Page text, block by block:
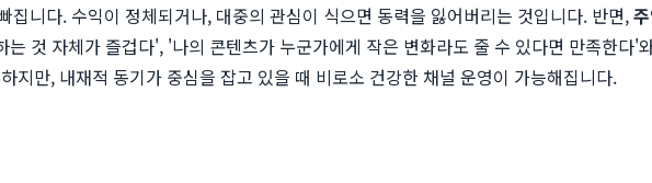
집니다. 수익이 정체되거나, 대중의 관심이 식으면 동력을 잃어버리는 것입니다. 반면,
것 자체가 즐겁다', '나의 콘텐츠가 누군가에게 작은 변화라도 줄 수 있다면 만족한다
지만, 내재적 동기가 중심을 잡고 있을 때 비로소 건강한 채널 운영이 가능해집니다.